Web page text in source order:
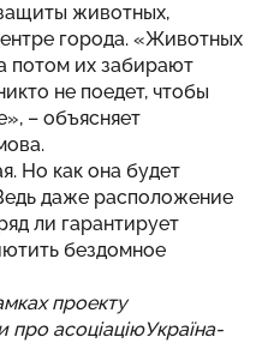
животных,
города. «Животных
потом их забирают
не поедет, чтобы
– объясняет
Но как она будет
даже расположение
ли гарантирует
бездомное
проекту
про асоціаціюУкраїна-